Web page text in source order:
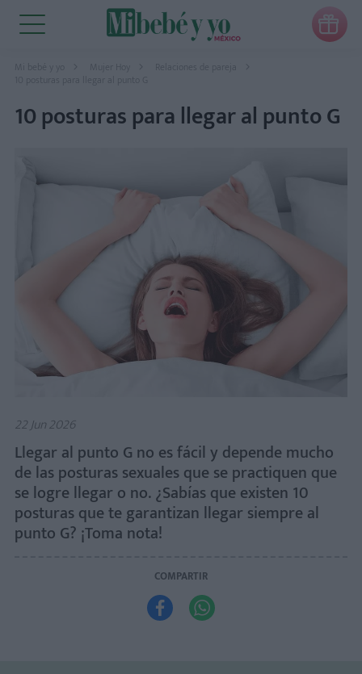

Mi bebé y yo Mujer Hoy
10 posturas para llegar al punto G
10 posturas para llegar al punto G
22 Jun 2026
Llegar al punto G no es fácil y depende mucho
de las posturas sexuales que se practiquen que
se logre llegar o no. ¿Sabías que existen 10
posturas que te garantizan llegar siempre al
punto G? ¡Toma nota!
COMPARTIR
 